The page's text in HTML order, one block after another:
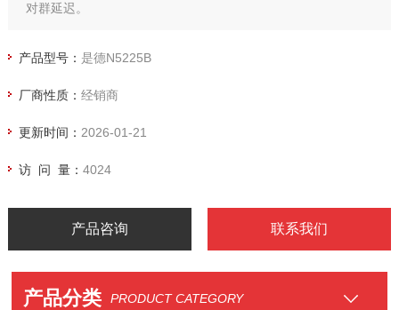
对群延迟。
产品型号： 是德N5225B
厂商性质： 经销商
更新时间： 2026-01-21
访 问 量： 4024
产品咨询 联系我们
产品分类 PRODUCT CATEGORY